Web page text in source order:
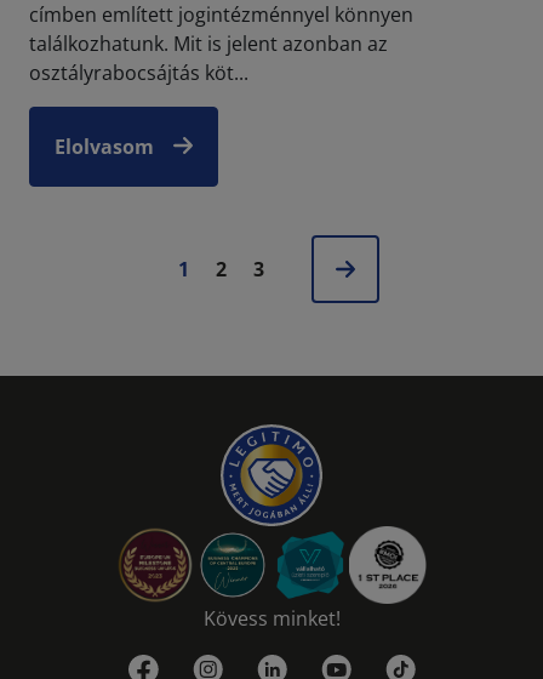
címben említett jogintézménnyel könnyen
találkozhatunk. Mit is jelent azonban az
osztályrabocsájtás köt...
Elolvasom
1 2 3
Kövess minket!